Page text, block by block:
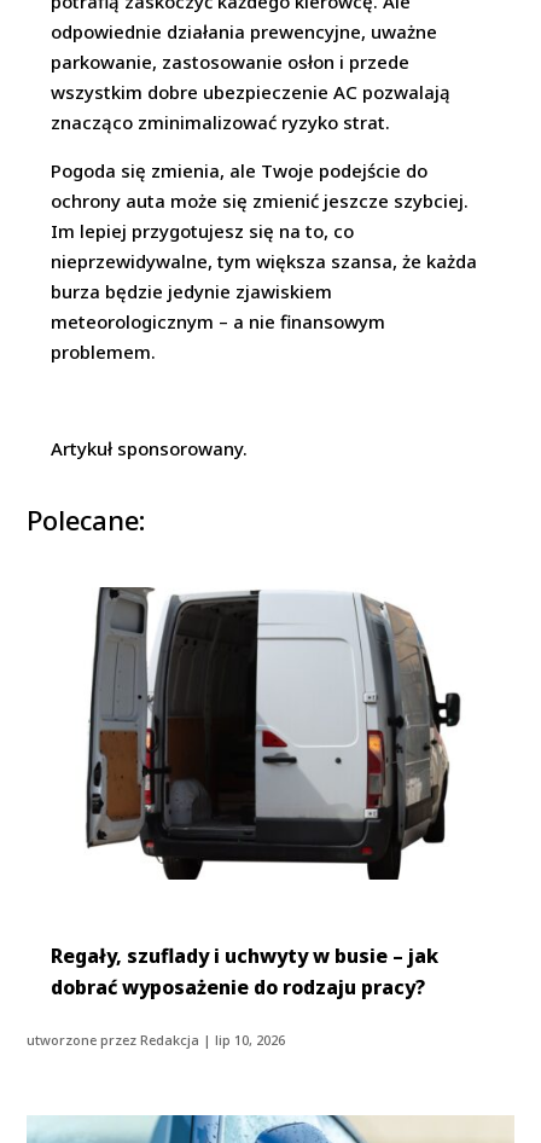
odpowiednie działania prewencyjne, uważne
parkowanie, zastosowanie osłon i przede
wszystkim dobre ubezpieczenie AC pozwalają
znacząco zminimalizować ryzyko strat.
Pogoda się zmienia, ale Twoje podejście do
ochrony auta może się zmienić jeszcze szybciej.
Im lepiej przygotujesz się na to, co
nieprzewidywalne, tym większa szansa, że każda
burza będzie jedynie zjawiskiem
meteorologicznym – a nie finansowym
problemem.
Artykuł sponsorowany.
Polecane:
Regały, szuflady i uchwyty w busie – jak
dobrać wyposażenie do rodzaju pracy?
utworzone przezRedakcja |lip 10, 2026